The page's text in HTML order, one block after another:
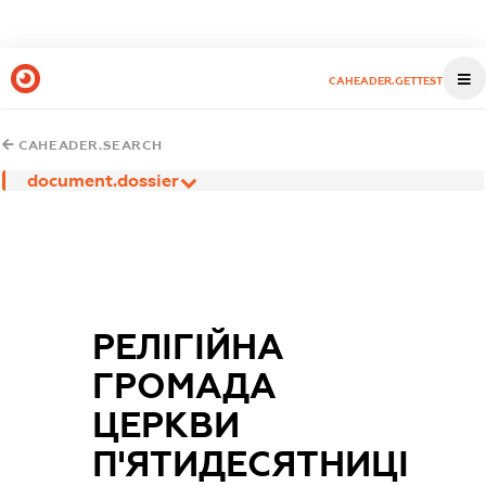
CAHEADER.GETTEST
CAHEADER.SEARCH
document.dossier
РЕЛІГІЙНА
ГРОМАДА
ЦЕРКВИ
П'ЯТИДЕСЯТНИЦІ